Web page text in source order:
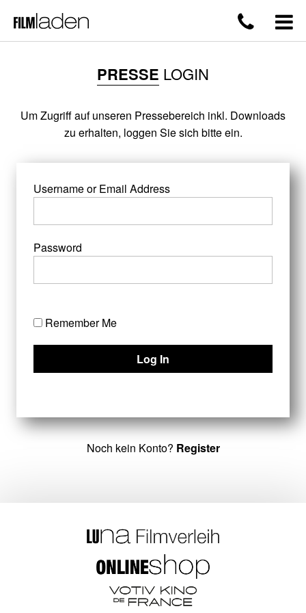
PRESSE LOGIN
Um Zugriff auf unseren Pressebereich inkl. Downloads
zu erhalten, loggen Sie sich bitte ein.
Username or Email Address
Password
Remember Me
Noch kein Konto? Register